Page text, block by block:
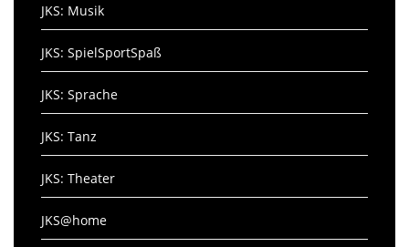
JKS: Musik
JKS: SpielSportSpaß
JKS: Sprache
JKS: Tanz
JKS: Theater
JKS@home